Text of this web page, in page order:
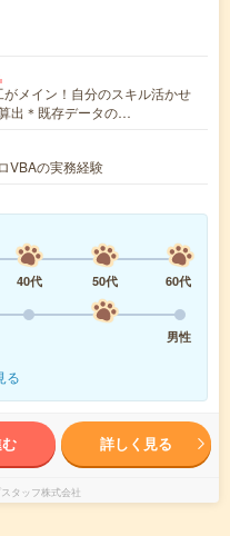
メイン！自分のスキル活かせ
出＊既存データの…
VBAの実務経験
40代 50代
60代
男性
る
詳しく見る
タッフ株式会社